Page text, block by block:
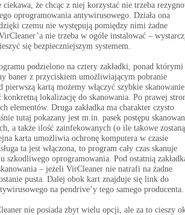
że chcąc z niej korzystać nie trzeba
oprogramowania antywirusowego. Działa ona
czemu nie występują pomiędzy nimi żadne
nie trzeba w ogóle instalować –
się bezpieczniejszym systemem.
podzielono na cztery zakładki, ponad którymi
baner z przyciskiem umożliwiającym pobranie
pierwszą kartą możemy włączyć szybkie skanowanie
lokalizację do skanowania. Po prawej
elementów. Druga zakładka ma charakter czysto
tutaj pokazany jest m.in. pasek postępu
a także ilość zainfekowanych (o ile takowe zostaną
karta umożliwia ochronę komputera w czasie
ta jest włączona, to program cały czas skanuje
szkodliwego oprogramowania. Pod ostatnią
– jeżeli VirCleaner nie natrafi na żadne
pusta. Dalej obok kart znajduje się link do
na pendrive’y tego samego producenta.
nie posiada zbyt wielu opcji, ale za to cieszy